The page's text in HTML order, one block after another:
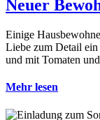
Neuer
Einige
Liebe zum Detail ein
und mit Tomaten
Mehr lesen